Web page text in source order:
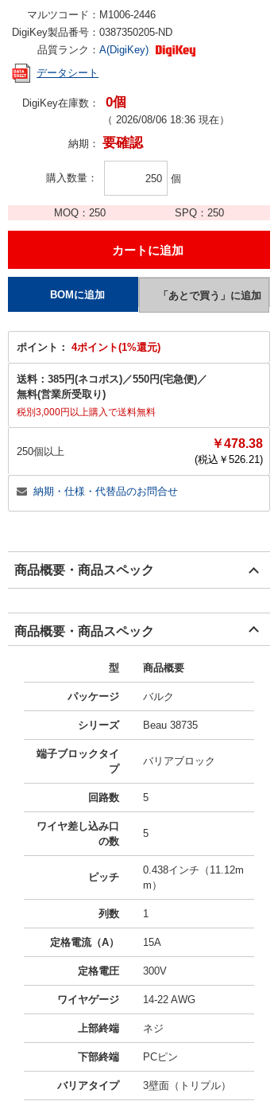
マルツコード： M1006-2446
DigiKey製品番号： 0387350205-ND
品質ランク： A(DigiKey)
データシート
DigiKey在庫数： 0個
（ 2026/08/06 18:36 現在）
納期： 要確認
購入数量 個
MOQ：250 SPQ： 250
ポイント： 4ポイント(1%還元)
送料： 385円(ネコポス)／550円(宅急便)／
無料(営業所受取り)
税別3,000円以上購入で送料無料
250個以上
￥478.38
(税込￥ 526.21)
納期・仕様・代替品のお問合せ
商品概要・商品スペック
商品概要・商品スペック
型 商品概要
パッケージ バルク
シリーズ Beau 38735
端子ブロックタイ
プ
バリアブロック
回路数 5
ワイヤ差し込み口
の数
5
ピッチ
0.438インチ（11.12m
m）
列数 1
定格電流（A） 15A
定格電圧 300V
ワイヤゲージ 14-22 AWG
上部終端 ネジ
下部終端 PCピン
バリアタイプ 3壁面（トリプル）